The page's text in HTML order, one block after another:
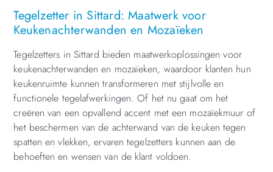
Tegelzetter in Sittard: Maatwerk voor
Keukenachterwanden en Mozaïeken
Tegelzetters in Sittard bieden maatwerkoplossingen voor
keukenachterwanden en mozaïeken, waardoor klanten hun
keukenruimte kunnen transformeren met stijlvolle en
functionele tegelafwerkingen. Of het nu gaat om het
creëren van een opvallend accent met een mozaïekmuur of
het beschermen van de achterwand van de keuken tegen
spatten en vlekken, ervaren tegelzetters kunnen aan de
behoeften en wensen van de klant voldoen.